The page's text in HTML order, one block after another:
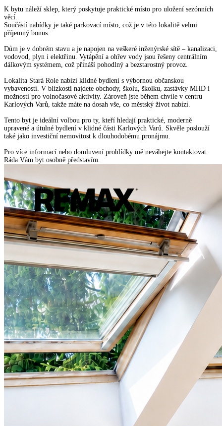
K bytu náleží sklep, který poskytuje praktické místo pro uložení sezónních
věcí.
Součástí nabídky je také parkovací místo, což je v této lokalitě velmi
příjemný bonus.
Dům je v dobrém stavu a je napojen na veškeré inženýrské sítě – kanalizaci,
vodovod, plyn i elektřinu. Vytápění a ohřev vody jsou řešeny centrálním
dálkovým systémem, což přináší pohodlný a bezstarostný provoz.
Lokalita Stará Role nabízí klidné bydlení s výbornou občanskou
vybaveností. V blízkosti najdete obchody, školu, školku, zastávky MHD i
možnosti pro volnočasové aktivity. Zároveň jste během chvíle v centru
Karlových Varů, takže máte na dosah vše, co městský život nabízí.
Tento byt je ideální volbou pro ty, kteří hledají praktické, moderně
upravené a útulné bydlení v klidné části Karlových Varů. Skvěle poslouží
také jako investiční nemovitost k dlouhodobému pronájmu.
Pro více informací nebo domluvení prohlídky mě neváhejte kontaktovat.
Ráda Vám byt osobně představím.